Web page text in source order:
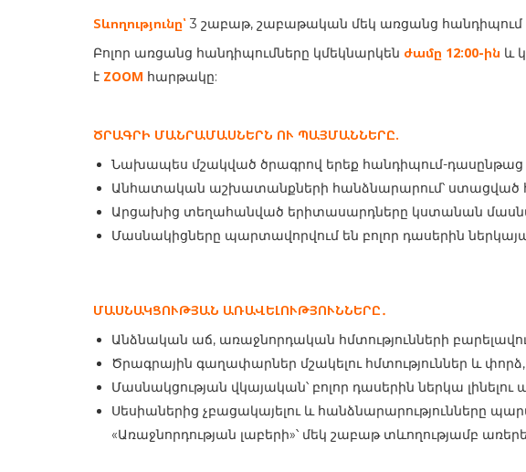
Տևողությունը՝ 3 շաբաթ, շաբաթական մեկ առցանց
Բոլոր առցանց հանդիպումները կմեկնարկեն ժամը 12:00-ին և
է ZOOM հարթակը:
ԾՐԱԳՐԻ ՄԱՆՐԱՄԱՍՆԵՐՆ ՈՒ ՊԱՅՄԱՆՆԵՐԸ.
Նախապես մշակված ծրագրով երեք հանդիպում-
Անհատական աշխատանքների հանձնարարում՝ ստացված
Արցախից տեղահանված երիտասարդները կստանան
Մասնակիցները պարտավորվում են բոլոր դասերին
ՄԱՍՆԱԿՑՈՒԹՅԱՆ ԱՌԱՎԵԼՈՒԹՅՈՒՆՆԵՐԸ․
Անձնական աճ, առաջնորդական հմտությունների
Ծրագրային գաղափարներ մշակելու հմտություններ և փորձ,
Մասնակցության վկայական՝ բոլոր դասերին ներկա լինելու
Սեսիաներից չբացակայելու և հանձնարարությունները
«Առաջնորդության լաբերի»՝ մեկ շաբաթ տևողությամբ